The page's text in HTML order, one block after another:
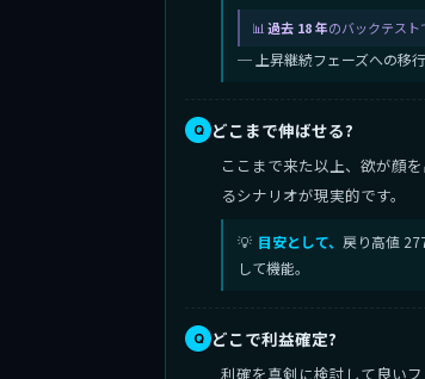
過去 18 年のバックテスト
─ 上昇継続フェーズへの移行
どこまで伸ばせる?
ここまで来た以上、欲が顔
るシナリオが現実的です。
目安として、 戻り高値
して機能。
どこで利益確定?
利確を真剣に検討して良い